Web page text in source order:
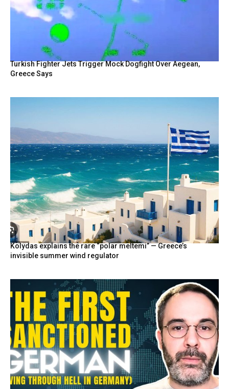
Turkish Fighter Jets Trigger Mock Dogfight Over Aegean,
Greece Says
Kolydas explains the rare “polar meltemi” — Greece’s
invisible summer wind regulator